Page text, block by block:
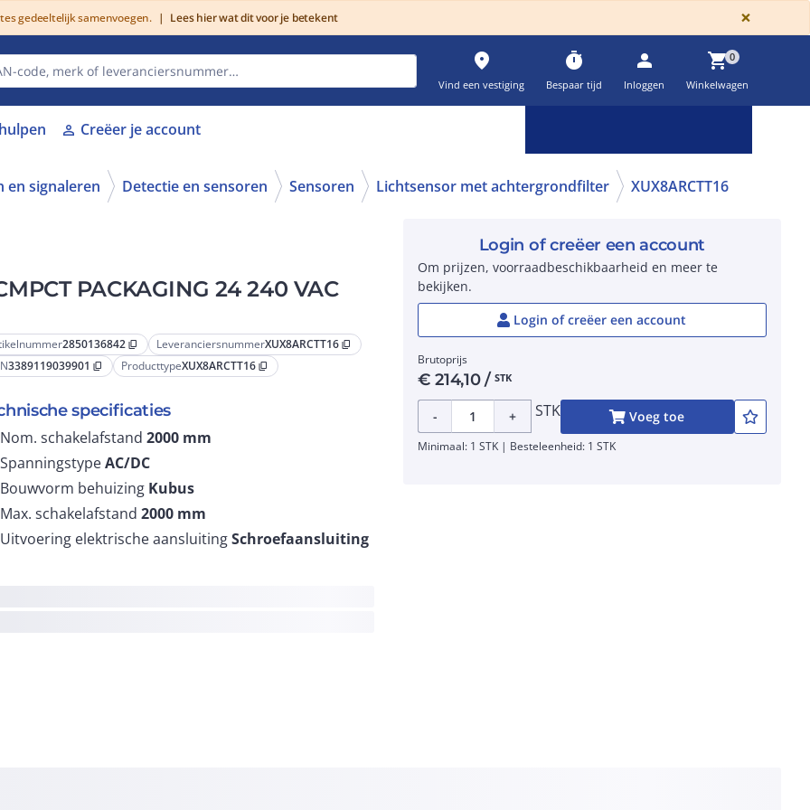
gedeeltelijk samenvoegen. | Lees hier wat dit voor je betekent ×
place
Vind een vestiging
timer
Bespaar tijd
person
Inloggen
shopping_cart0
Winkelwagen
person Creëer je account
en signaleren Detectie en sensoren Sensoren Lichtsensor met achtergrondfilter XUX8ARCTT16
PACKAGING 24 240 VAC
2850136842 content_copy LeveranciersnummerXUX8ARCTT16 content_copy
3389119039901 content_copy ProducttypeXUX8ARCTT16 content_copy
specificaties
Nom. schakelafstand 2000 mm
SpanningstypeAC/DC
Bouwvorm behuizing Kubus
Max. schakelafstand 2000 mm
Uitvoering elektrische aansluitingSchroefaansluiting
Login of creëer een account
Om prijzen, voorraadbeschikbaarheid en meer te
bekijken.
Login of creëer een account
Brutoprijs
€214,10/ STK
- + STK Voeg toe
Minimaal: 1 STK | Besteleenheid: 1 STK